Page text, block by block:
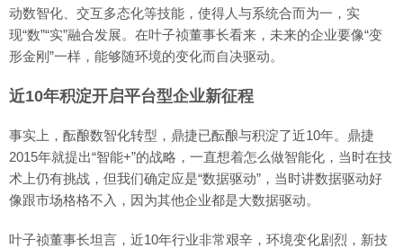
动数智化、交互多态化等技能，使得人与系统合而为一，实
现“数”“实”融合发展。在叶子祯董事长看来，未来的企业要像“变
形金刚”一样，能够随环境的变化而自决驱动。
近10年积淀开启平台型企业新征程
事实上，酝酿数智化转型，鼎捷已酝酿与积淀了近10年。鼎捷
2015年就提出“智能+”的战略，一直想着怎么做智能化，当时在技
术上仍有挑战，但我们确定应是“数据驱动”，当时讲数据驱动好
像跟市场格格不入，因为其他企业都是大数据驱动。
叶子祯董事长坦言，近10年行业非常艰辛，环境变化剧烈，新技